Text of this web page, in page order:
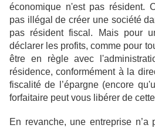
économique n'est pas résident.
pas illégal de créer une société
pas résident fiscal. Mais pour
déclarer les profits, comme pour
être en règle avec
résidence, conformément à la
fiscalité de l’épargne (encore
forfaitaire peut vous libérer de
En revanche, une entreprise n’a